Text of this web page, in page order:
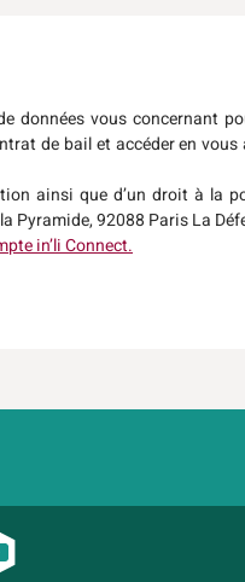
données vous concernant
de bail et accéder en
ainsi que d’un droit à la
Pyramide, 92088 Paris La
in’li Connect.